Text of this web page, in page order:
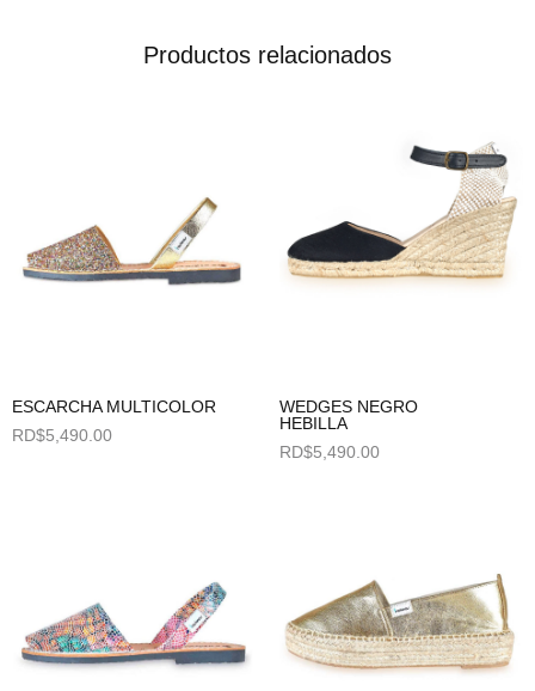
Productos relacionados
ESCARCHA MULTICOLOR
RD$5,490.00
WEDGES NEGRO
HEBILLA
RD$5,490.00